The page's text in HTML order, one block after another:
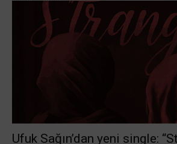
Ufuk Sağın’dan yeni single: